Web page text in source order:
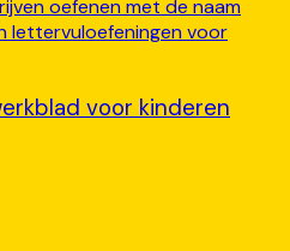
voor kinderen